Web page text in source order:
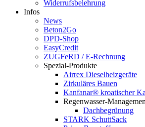
Widerrufsbelehrung
Infos
News
Beton2Go
DPD-Shop
EasyCredit
ZUGFeRD / E-Rechnung
Spezial-Produkte
Airrex Dieselheizgeräte
Zirkuläres Bauen
Kanfanar® kroatischer
Regenwasser-
Dachbegrünung
STARK SchuttSack